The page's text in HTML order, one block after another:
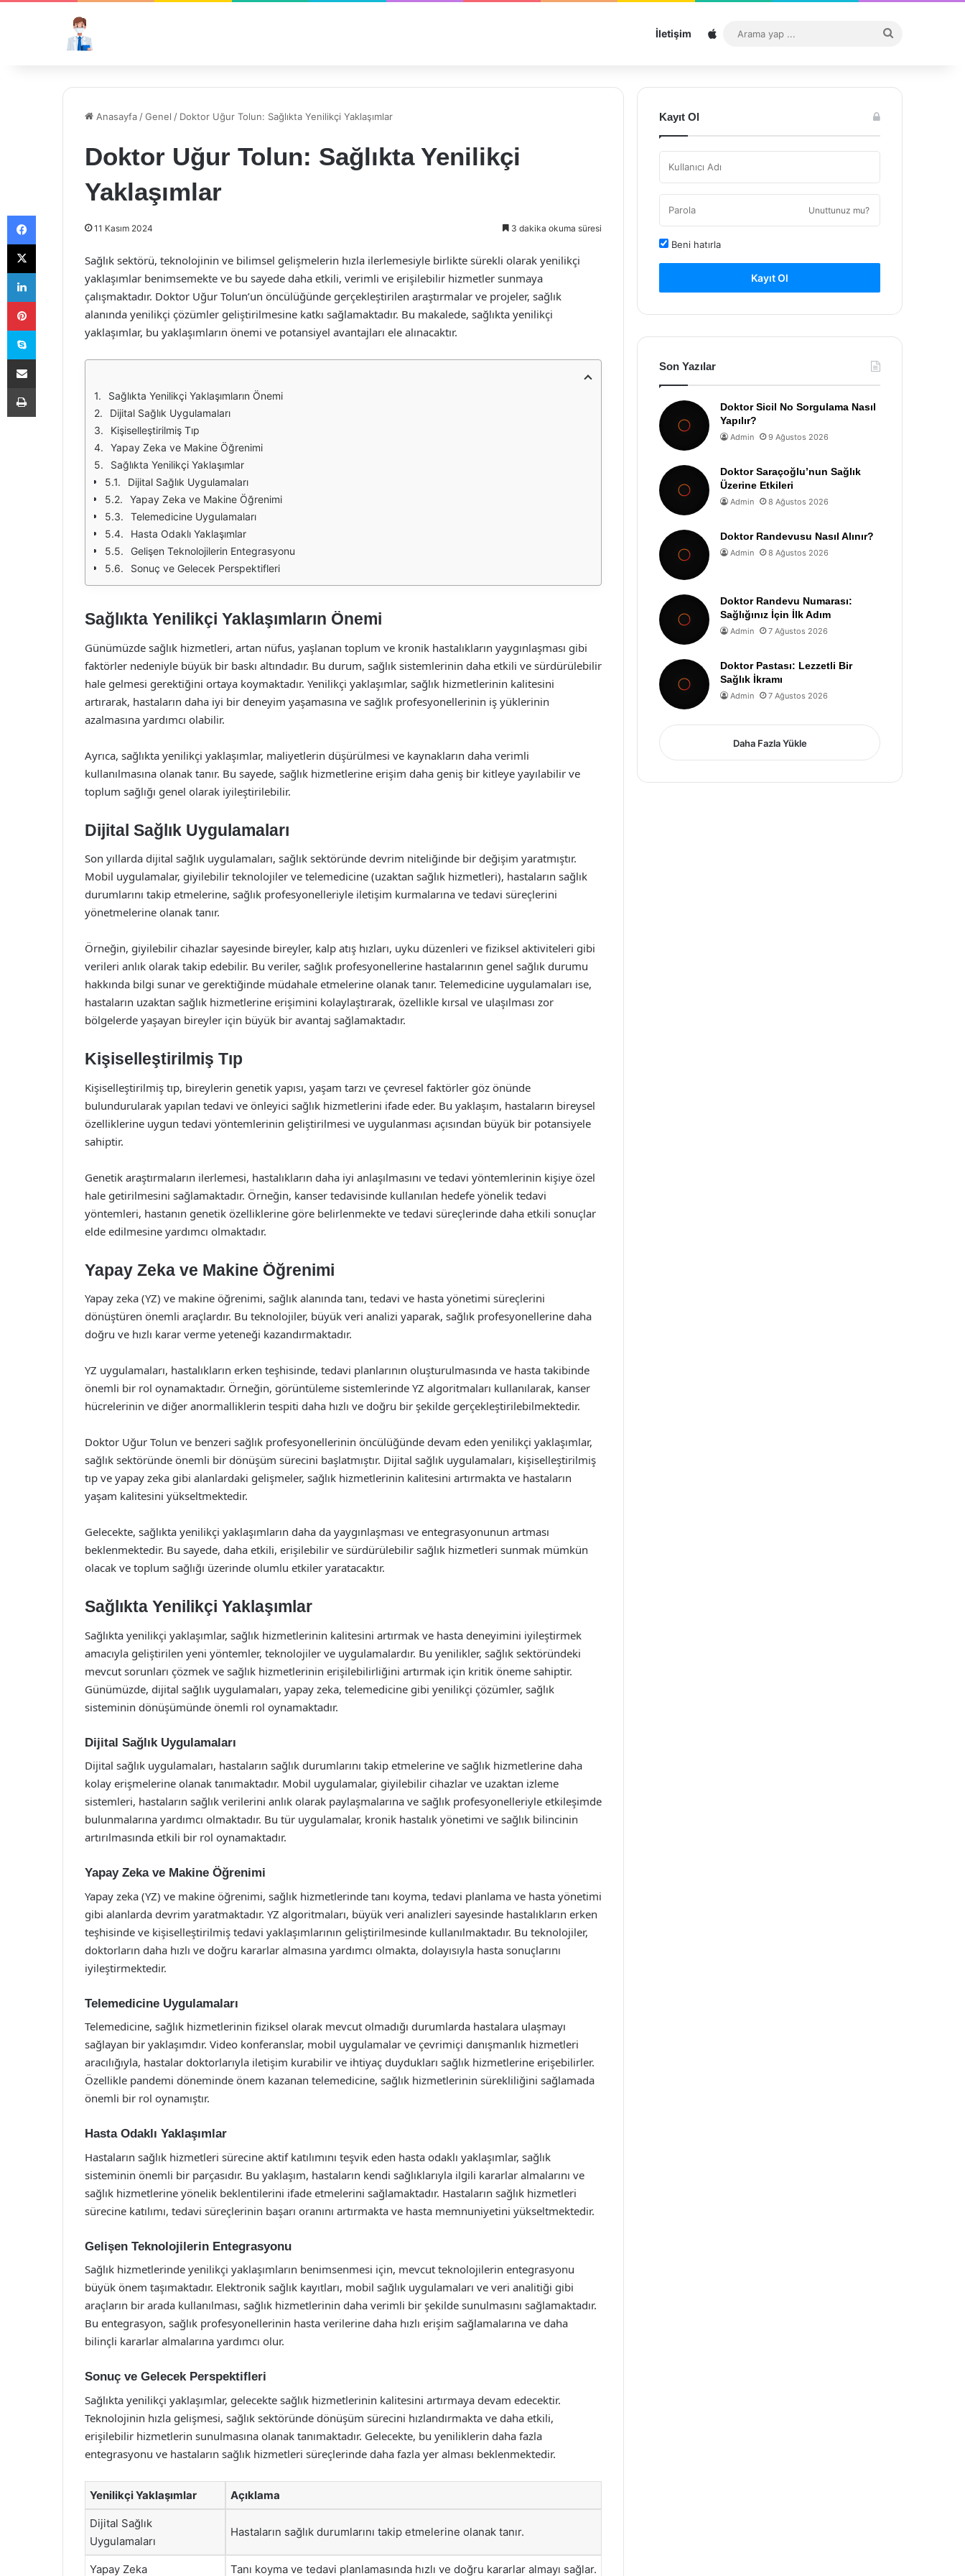
İletişim Sitemap
...
Anasayfa /Genel / Doktor Uğur Tolun: Sağlıkta Yenilikçi Yaklaşımlar
Doktor Uğur Tolun: Sağlıkta Yenilikçi
Yaklaşımlar
11 Kasım 2024 3 dakika okuma süresi
Sağlık sektörü, teknolojinin ve bilimsel gelişmelerin hızla ilerlemesiyle birlikte sürekli olarak yenilikçi
yaklaşımlar benimsemekte ve bu sayede daha etkili, verimli ve erişilebilir hizmetler sunmaya
çalışmaktadır. Doktor Uğur Tolun’un öncülüğünde gerçekleştirilen araştırmalar ve projeler, sağlık
alanında yenilikçi çözümler geliştirilmesine katkı sağlamaktadır. Bu makalede, sağlıkta yenilikçi
yaklaşımlar, bu yaklaşımların önemi ve potansiyel avantajları ele alınacaktır.
Sağlıkta Yenilikçi Yaklaşımların Önemi
Dijital Sağlık Uygulamaları
Kişiselleştirilmiş Tıp
Yapay Zeka ve Makine Öğrenimi
Sağlıkta Yenilikçi Yaklaşımlar
Dijital Sağlık Uygulamaları
Yapay Zeka ve Makine Öğrenimi
Telemedicine Uygulamaları
Hasta Odaklı Yaklaşımlar
Gelişen Teknolojilerin Entegrasyonu
Sonuç ve Gelecek Perspektifleri
Sağlıkta Yenilikçi Yaklaşımların Önemi
Günümüzde sağlık hizmetleri, artan nüfus, yaşlanan toplum ve kronik hastalıkların yaygınlaşması gibi
faktörler nedeniyle büyük bir baskı altındadır. Bu durum, sağlık sistemlerinin daha etkili ve sürdürülebilir
hale gelmesi gerektiğini ortaya koymaktadır. Yenilikçi yaklaşımlar, sağlık hizmetlerinin kalitesini
artırarak, hastaların daha iyi bir deneyim yaşamasına ve sağlık profesyonellerinin iş yüklerinin
azalmasına yardımcı olabilir.
Ayrıca, sağlıkta yenilikçi yaklaşımlar, maliyetlerin düşürülmesi ve kaynakların daha verimli
kullanılmasına olanak tanır. Bu sayede, sağlık hizmetlerine erişim daha geniş bir kitleye yayılabilir ve
toplum sağlığı genel olarak iyileştirilebilir.
Dijital Sağlık Uygulamaları
Son yıllarda dijital sağlık uygulamaları, sağlık sektöründe devrim niteliğinde bir değişim yaratmıştır.
Mobil uygulamalar, giyilebilir teknolojiler ve telemedicine (uzaktan sağlık hizmetleri), hastaların sağlık
durumlarını takip etmelerine, sağlık profesyonelleriyle iletişim kurmalarına ve tedavi süreçlerini
yönetmelerine olanak tanır.
Örneğin, giyilebilir cihazlar sayesinde bireyler, kalp atış hızları, uyku düzenleri ve fiziksel aktiviteleri gibi
verileri anlık olarak takip edebilir. Bu veriler, sağlık profesyonellerine hastalarının genel sağlık durumu
hakkında bilgi sunar ve gerektiğinde müdahale etmelerine olanak tanır. Telemedicine uygulamaları ise,
hastaların uzaktan sağlık hizmetlerine erişimini kolaylaştırarak, özellikle kırsal ve ulaşılması zor
bölgelerde yaşayan bireyler için büyük bir avantaj sağlamaktadır.
Kişiselleştirilmiş Tıp
Kişiselleştirilmiş tıp, bireylerin genetik yapısı, yaşam tarzı ve çevresel faktörler göz önünde
bulundurularak yapılan tedavi ve önleyici sağlık hizmetlerini ifade eder. Bu yaklaşım, hastaların bireysel
özelliklerine uygun tedavi yöntemlerinin geliştirilmesi ve uygulanması açısından büyük bir potansiyele
sahiptir.
Genetik araştırmaların ilerlemesi, hastalıkların daha iyi anlaşılmasını ve tedavi yöntemlerinin kişiye özel
hale getirilmesini sağlamaktadır. Örneğin, kanser tedavisinde kullanılan hedefe yönelik tedavi
yöntemleri, hastanın genetik özelliklerine göre belirlenmekte ve tedavi süreçlerinde daha etkili sonuçlar
elde edilmesine yardımcı olmaktadır.
Yapay Zeka ve Makine Öğrenimi
Yapay zeka (YZ) ve makine öğrenimi, sağlık alanında tanı, tedavi ve hasta yönetimi süreçlerini
dönüştüren önemli araçlardır. Bu teknolojiler, büyük veri analizi yaparak, sağlık profesyonellerine daha
doğru ve hızlı karar verme yeteneği kazandırmaktadır.
YZ uygulamaları, hastalıkların erken teşhisinde, tedavi planlarının oluşturulmasında ve hasta takibinde
önemli bir rol oynamaktadır. Örneğin, görüntüleme sistemlerinde YZ algoritmaları kullanılarak, kanser
hücrelerinin ve diğer anormalliklerin tespiti daha hızlı ve doğru bir şekilde gerçekleştirilebilmektedir.
Doktor Uğur Tolun ve benzeri sağlık profesyonellerinin öncülüğünde devam eden yenilikçi yaklaşımlar,
sağlık sektöründe önemli bir dönüşüm sürecini başlatmıştır. Dijital sağlık uygulamaları, kişiselleştirilmiş
tıp ve yapay zeka gibi alanlardaki gelişmeler, sağlık hizmetlerinin kalitesini artırmakta ve hastaların
yaşam kalitesini yükseltmektedir.
Gelecekte, sağlıkta yenilikçi yaklaşımların daha da yaygınlaşması ve entegrasyonunun artması
beklenmektedir. Bu sayede, daha etkili, erişilebilir ve sürdürülebilir sağlık hizmetleri sunmak mümkün
olacak ve toplum sağlığı üzerinde olumlu etkiler yaratacaktır.
Sağlıkta Yenilikçi Yaklaşımlar
Sağlıkta yenilikçi yaklaşımlar, sağlık hizmetlerinin kalitesini artırmak ve hasta deneyimini iyileştirmek
amacıyla geliştirilen yeni yöntemler, teknolojiler ve uygulamalardır. Bu yenilikler, sağlık sektöründeki
mevcut sorunları çözmek ve sağlık hizmetlerinin erişilebilirliğini artırmak için kritik öneme sahiptir.
Günümüzde, dijital sağlık uygulamaları, yapay zeka, telemedicine gibi yenilikçi çözümler, sağlık
sisteminin dönüşümünde önemli rol oynamaktadır.
Dijital Sağlık Uygulamaları
Dijital sağlık uygulamaları, hastaların sağlık durumlarını takip etmelerine ve sağlık hizmetlerine daha
kolay erişmelerine olanak tanımaktadır. Mobil uygulamalar, giyilebilir cihazlar ve uzaktan izleme
sistemleri, hastaların sağlık verilerini anlık olarak paylaşmalarına ve sağlık profesyonelleriyle etkileşimde
bulunmalarına yardımcı olmaktadır. Bu tür uygulamalar, kronik hastalık yönetimi ve sağlık bilincinin
artırılmasında etkili bir rol oynamaktadır.
Yapay Zeka ve Makine Öğrenimi
Yapay zeka (YZ) ve makine öğrenimi, sağlık hizmetlerinde tanı koyma, tedavi planlama ve hasta yönetimi
gibi alanlarda devrim yaratmaktadır. YZ algoritmaları, büyük veri analizleri sayesinde hastalıkların erken
teşhisinde ve kişiselleştirilmiş tedavi yaklaşımlarının geliştirilmesinde kullanılmaktadır. Bu teknolojiler,
doktorların daha hızlı ve doğru kararlar almasına yardımcı olmakta, dolayısıyla hasta sonuçlarını
iyileştirmektedir.
Telemedicine Uygulamaları
Telemedicine, sağlık hizmetlerinin fiziksel olarak mevcut olmadığı durumlarda hastalara ulaşmayı
sağlayan bir yaklaşımdır. Video konferanslar, mobil uygulamalar ve çevrimiçi danışmanlık hizmetleri
aracılığıyla, hastalar doktorlarıyla iletişim kurabilir ve ihtiyaç duydukları sağlık hizmetlerine erişebilirler.
Özellikle pandemi döneminde önem kazanan telemedicine, sağlık hizmetlerinin sürekliliğini sağlamada
önemli bir rol oynamıştır.
Hasta Odaklı Yaklaşımlar
Hastaların sağlık hizmetleri sürecine aktif katılımını teşvik eden hasta odaklı yaklaşımlar, sağlık
sisteminin önemli bir parçasıdır. Bu yaklaşım, hastaların kendi sağlıklarıyla ilgili kararlar almalarını ve
sağlık hizmetlerine yönelik beklentilerini ifade etmelerini sağlamaktadır. Hastaların sağlık hizmetleri
sürecine katılımı, tedavi süreçlerinin başarı oranını artırmakta ve hasta memnuniyetini yükseltmektedir.
Gelişen Teknolojilerin Entegrasyonu
Sağlık hizmetlerinde yenilikçi yaklaşımların benimsenmesi için, mevcut teknolojilerin entegrasyonu
büyük önem taşımaktadır. Elektronik sağlık kayıtları, mobil sağlık uygulamaları ve veri analitiği gibi
araçların bir arada kullanılması, sağlık hizmetlerinin daha verimli bir şekilde sunulmasını sağlamaktadır.
Bu entegrasyon, sağlık profesyonellerinin hasta verilerine daha hızlı erişim sağlamalarına ve daha
bilinçli kararlar almalarına yardımcı olur.
Sonuç ve Gelecek Perspektifleri
Sağlıkta yenilikçi yaklaşımlar, gelecekte sağlık hizmetlerinin kalitesini artırmaya devam edecektir.
Teknolojinin hızla gelişmesi, sağlık sektöründe dönüşüm sürecini hızlandırmakta ve daha etkili,
erişilebilir hizmetlerin sunulmasına olanak tanımaktadır. Gelecekte, bu yeniliklerin daha fazla
entegrasyonu ve hastaların sağlık hizmetleri süreçlerinde daha fazla yer alması beklenmektedir.
Yenilikçi Yaklaşımlar Açıklama
Dijital Sağlık
Uygulamaları
Hastaların sağlık durumlarını takip etmelerine olanak tanır.
Yapay Zeka Tanı koyma ve tedavi planlamasında hızlı ve doğru kararlar almayı sağlar.
Kayıt Ol
Unuttunuz mu?
Beni hatırla
Kayıt Ol
Son Yazılar
Doktor Sicil No Sorgulama Nasıl
Yapılır?
Admin 9 Ağustos 2026
Doktor Saraçoğlu’nun Sağlık
Üzerine Etkileri
Admin 8 Ağustos 2026
Doktor Randevusu Nasıl Alınır?
Admin 8 Ağustos 2026
Doktor Randevu Numarası:
Sağlığınız İçin İlk Adım
Admin 7 Ağustos 2026
Doktor Pastası: Lezzetli Bir
Sağlık İkramı
Admin 7 Ağustos 2026
Daha Fazla Yükle
Facebook
X
LinkedIn
Pinterest
Skype
E-Posta ile paylaş